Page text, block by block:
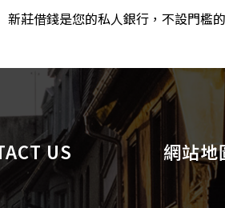
新莊借錢是您的私人銀行，不設門檻
US 網站地